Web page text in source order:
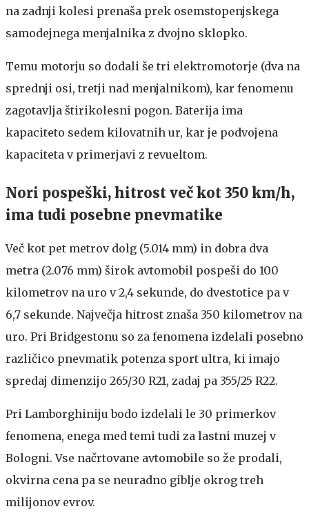
na zadnji kolesi prenaša prek osemstopenjskega
samodejnega menjalnika z dvojno sklopko.
Temu motorju so dodali še tri elektromotorje (dva na
sprednji osi, tretji nad menjalnikom), kar fenomenu
zagotavlja štirikolesni pogon. Baterija ima
kapaciteto sedem kilovatnih ur, kar je podvojena
kapaciteta v primerjavi z revueltom.
Nori pospeški, hitrost več kot 350 km/h,
ima tudi posebne pnevmatike
Več kot pet metrov dolg (5.014 mm) in dobra dva
metra (2.076 mm) širok avtomobil pospeši do 100
kilometrov na uro v 2,4 sekunde, do dvestotice pa v
6,7 sekunde. Največja hitrost znaša 350 kilometrov na
uro. Pri Bridgestonu so za fenomena izdelali posebno
različico pnevmatik potenza sport ultra, ki imajo
spredaj dimenzijo 265/30 R21, zadaj pa 355/25 R22.
Pri Lamborghiniju bodo izdelali le 30 primerkov
fenomena, enega med temi tudi za lastni muzej v
Bologni. Vse načrtovane avtomobile so že prodali,
okvirna cena pa se neuradno giblje okrog treh
milijonov evrov.